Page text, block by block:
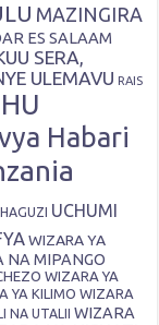
MAZINGIRA
ES SALAAM
SERA,
ULEMAVU RAIS
Habari
UCHUMI
WIZARA YA
NA MIPANGO
WIZARA YA
YA KILIMO WIZARA
NA UTALII WIZARA